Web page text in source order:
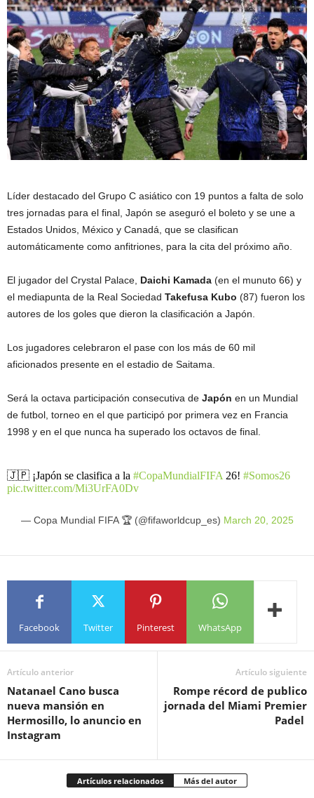
Líder destacado del Grupo C asiático con 19 puntos a falta de solo
tres jornadas para el final, Japón se aseguró el boleto y se une a
Estados Unidos, México y Canadá, que se clasifican
automáticamente como anfitriones, para la cita del próximo año.
El jugador del Crystal Palace, Daichi Kamada (en el munuto 66) y
el mediapunta de la Real Sociedad Takefusa Kubo (87) fueron los
autores de los goles que dieron la clasificación a Japón.
Los jugadores celebraron el pase con los más de 60 mil
aficionados presente en el estadio de Saitama.
Será la octava participación consecutiva de Japón en un Mundial
de futbol, torneo en el que participó por primera vez en Francia
1998 y en el que nunca ha superado los octavos de final.
🇯🇵 ¡Japón se clasifica a la #CopaMundialFIFA 26! #Somos26
pic.twitter.com/Mi3UrFA0Dv
— Copa Mundial FIFA 🏆 (@fifaworldcup_es) March 20, 2025
Facebook Twitter Pinterest WhatsApp
Artículo anterior
Natanael Cano busca
nueva mansión en
Hermosillo, lo anuncio en
Instagram
Artículo siguiente
Rompe récord de publico
jornada del Miami Premier
Padel
Artículos relacionados Más del autor